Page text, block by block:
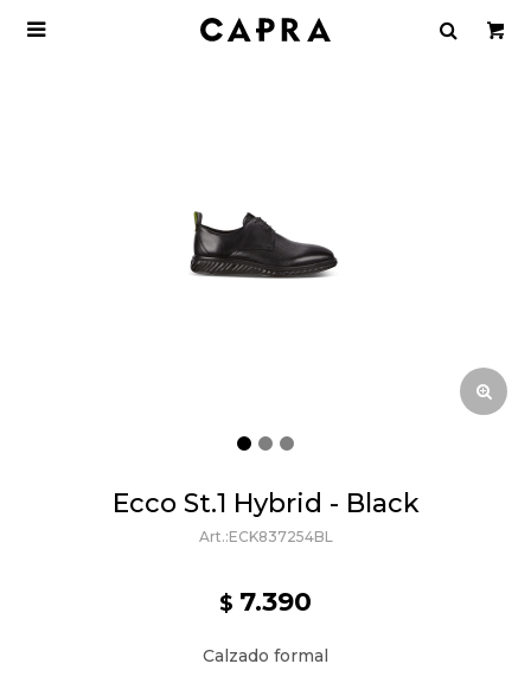

Ecco St.1 Hybrid - Black
ECK837254BL
$ 7.390
Calzado formal